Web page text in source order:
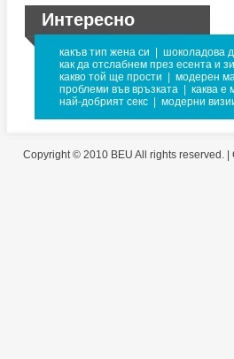
Интересно
какъв тип жена си шоколадова
как да отслабнем през есента и
какво той ще прости
модерен
проблеми във връзката
каква е
най-добрият секс
модерни
Copyright © 2010 BEU All rights reserved. |